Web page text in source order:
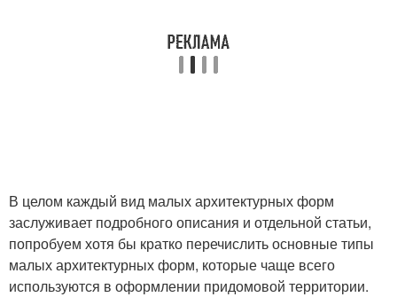
В целом каждый вид малых архитектурных форм
заслуживает подробного описания и отдельной статьи,
попробуем хотя бы кратко перечислить основные типы
малых архитектурных форм, которые чаще всего
используются в оформлении придомовой территории.